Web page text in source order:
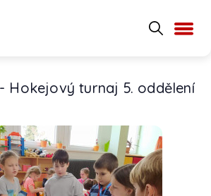
Hokejový turnaj 5. oddělení